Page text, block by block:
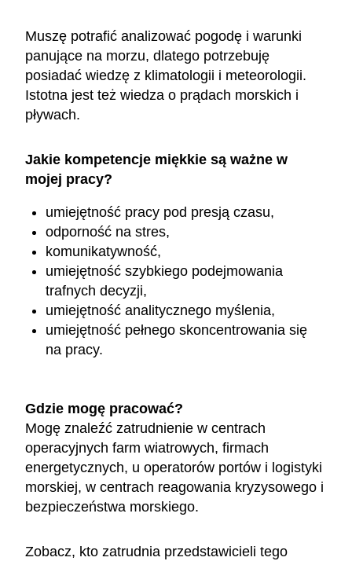
Muszę potrafić analizować pogodę i warunki
panujące na morzu, dlatego potrzebuję
posiadać wiedzę z klimatologii i meteorologii.
Istotna jest też wiedza o prądach morskich i
pływach.
Jakie kompetencje miękkie są ważne w
mojej pracy?
umiejętność pracy pod presją czasu,
odporność na stres,
komunikatywność,
umiejętność szybkiego podejmowania
trafnych decyzji,
umiejętność analitycznego myślenia,
umiejętność pełnego skoncentrowania się
na pracy.
Gdzie mogę pracować?
Mogę znaleźć zatrudnienie w centrach
operacyjnych farm wiatrowych, firmach
energetycznych, u operatorów portów i logistyki
morskiej, w centrach reagowania kryzysowego i
bezpieczeństwa morskiego.
Zobacz, kto zatrudnia przedstawicieli tego